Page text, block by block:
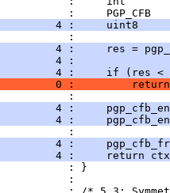
:     PGP_CFB
4 :     uint8
:
4 :     res =
4 :
4 :     if (res <
0 :
:
4 :
4 :
:
4 :
4 :     return
: }
: